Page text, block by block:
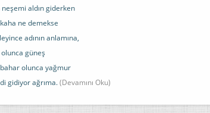
neşemi aldın giderken
ne demekse
adının anlamına,
olunca güneş
olunca yağmur
gidiyor ağrıma.(Devamını Oku)